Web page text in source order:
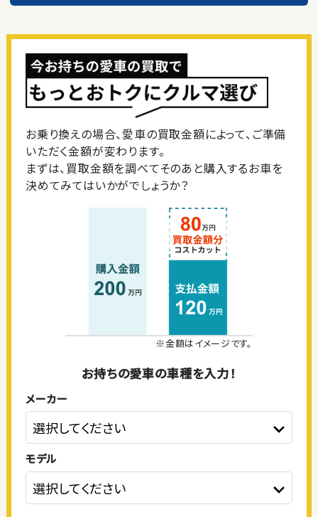
お乗り換えの場合、愛車の買取金額によって、ご準備
いただく金額が変わります。
まずは、買取金額を調べてそのあと購入するお車を
決めてみてはいかがでしょうか？
※金額はイメージです。
お持ちの愛車の車種を入力！
メーカー
モデル